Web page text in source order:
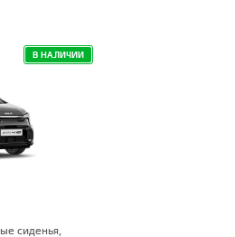
В НАЛИЧИИ
сиденья,